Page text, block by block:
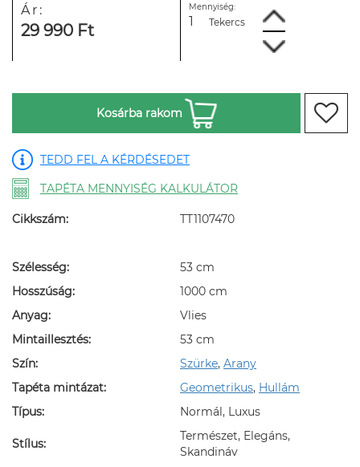
Ár:
29 990 Ft
Mennyiség:
Tekercs
Kosárba rakom
TEDD FEL A KÉRDÉSEDET
TAPÉTA MENNYISÉG KALKULÁTOR
Cikkszám: TT1107470
Szélesség:
53 cm
Hosszúság:
1000 cm
Anyag:
Vlies
Mintaillesztés:
53 cm
Szín:
Szürke, Arany
Tapéta mintázat:
Geometrikus, Hullám
Típus:
Normál, Luxus
Stílus:
Természet, Elegáns,
Skandináv